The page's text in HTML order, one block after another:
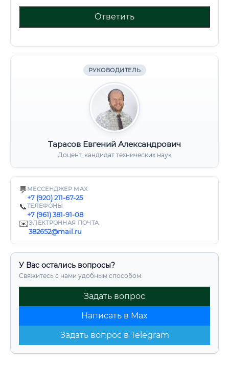
Ответить
РУКОВОДИТЕЛЬ
Тарасов Евгений Александрович
Доцент, кандидат технических наук
💬 МЕССЕНДЖЕР MAX
+7 (920) 211-67-25
📞ТЕЛЕФОНЫ
+7 (961) 381-91-08
✉️ЭЛЕКТРОННАЯ ПОЧТА
382652@mail.ru
У Вас остались вопросы?
Свяжитесь с нами удобным способом:
Задать вопрос
Написать в Max
Задать вопрос в Telegram